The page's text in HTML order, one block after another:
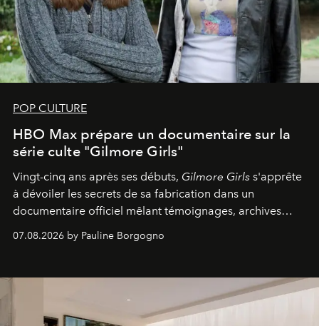
POP CULTURE
HBO Max prépare un documentaire sur la
série culte "Gilmore Girls"
Vingt-cinq ans après ses débuts, Gilmore Girls s'apprête
à dévoiler les secrets de sa fabrication dans un
documentaire officiel mêlant témoignages, archives
générationnel.
07.08.2026 by Pauline Borgogno